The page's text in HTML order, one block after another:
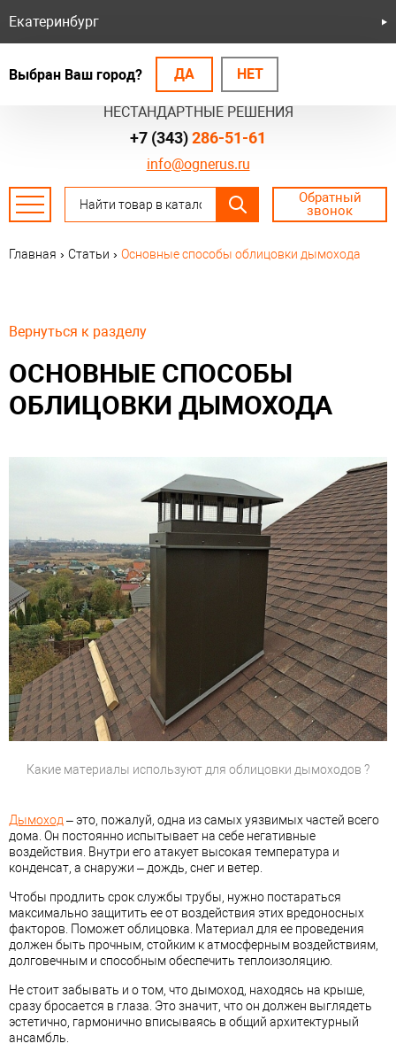
БЕЗОПАСНЫЕ СИСТЕМЫ
НЕСТАНДАРТНЫЕ РЕШЕНИЯ
Екатеринбург
Выбран Ваш город? ДА НЕТ
info@ognerus.ru
+7 (343)286-51-61
Обратный
звонок
Главная › Статьи › Основные способы облицовки дымохода
Вернуться к разделу
ОСНОВНЫЕ СПОСОБЫ
ОБЛИЦОВКИ ДЫМОХОДА
Дымоход– это, пожалуй, одна из самых уязвимых частей всего
дома. Он постоянно испытывает на себе негативные
воздействия. Внутри его атакует высокая температура и
конденсат, а снаружи – дождь, снег и ветер.
Чтобы продлить срок службы трубы, нужно постараться
максимально защитить ее от воздействия этих вредоносных
факторов. Поможет облицовка. Материал для ее проведения
должен быть прочным, стойким к атмосферным воздействиям,
долговечным и способным обеспечить теплоизоляцию.
Не стоит забывать и о том, что дымоход, находясь на крыше,
сразу бросается в глаза. Это значит, что он должен выглядеть
эстетично, гармонично вписываясь в общий архитектурный
ансамбль.
Какие материалы используют для облицовки дымоходов ?